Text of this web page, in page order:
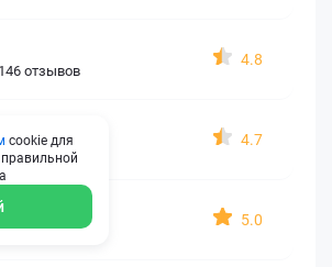
146 отзывов
4.8
173 отзыва
4.7
отзывов
5.0
cookie для